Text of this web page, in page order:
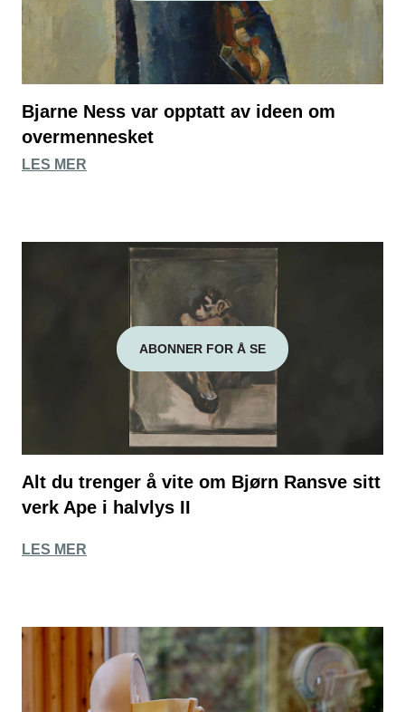
Bjarne Ness var opptatt av ideen om
overmennesket
LES MER
ABONNER FOR Å SE
Alt du trenger å vite om Bjørn Ransve sitt
verk Ape i halvlys II
LES MER